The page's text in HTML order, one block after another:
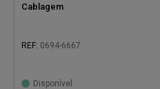
Cablagem
REF: 0694-6667
Disponível